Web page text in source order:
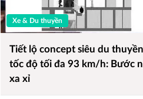
Xe & Du thuyền
Tiết lộ concept siêu du
tốc độ tối đa 93 km/h: Bước
xa xỉ